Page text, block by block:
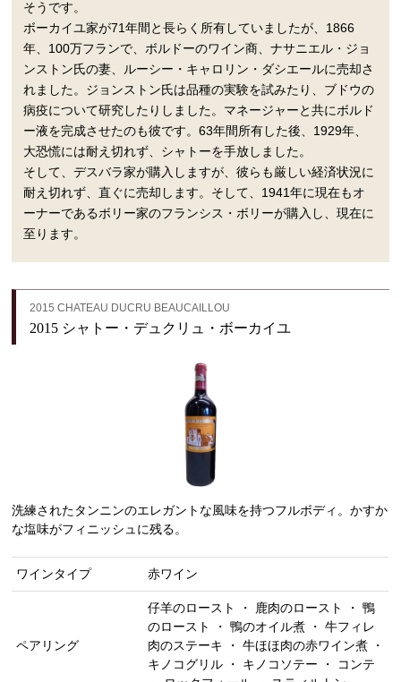
そうです。
ボーカイユ家が71年間と長らく所有していましたが、1866
年、100万フランで、ボルドーのワイン商、ナサニエル・ジョ
ンストン氏の妻、ルーシー・キャロリン・ダシエールに売却さ
れました。ジョンストン氏は品種の実験を試みたり、ブドウの
病疫について研究したりしました。マネージャーと共にボルド
ー液を完成させたのも彼です。63年間所有した後、1929年、
大恐慌には耐え切れず、シャトーを手放しました。
そして、デスバラ家が購入しますが、彼らも厳しい経済状況に
耐え切れず、直ぐに売却します。そして、1941年に現在もオ
ーナーであるボリー家のフランシス・ボリーが購入し、現在に
至ります。
2015 CHATEAU DUCRU BEAUCAILLOU
2015 シャトー・デュクリュ・ボーカイユ
洗練されたタンニンのエレガントな風味を持つフルボディ。かすか
な塩味がフィニッシュに残る。
ワインタイプ 赤ワイン
ペアリング
仔羊のロースト ・ 鹿肉のロースト ・ 鴨
のロースト ・ 鴨のオイル煮 ・ 牛フィレ
肉のステーキ ・ 牛ほほ肉の赤ワイン煮 ・
キノコグリル ・ キノコソテー ・ コンテ